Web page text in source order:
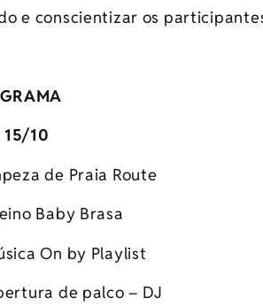
e conscientizar os
15/10
de Praia Route
Baby Brasa
On by Playlist
de palco – DJ